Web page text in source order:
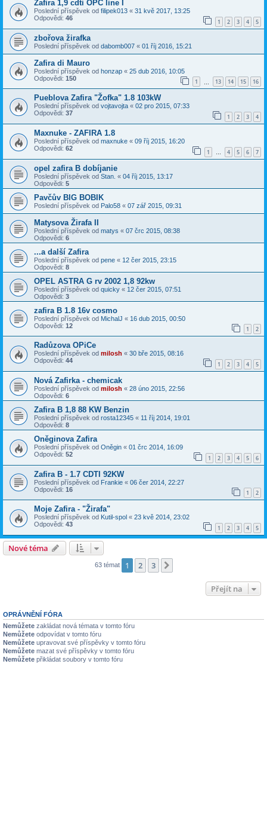
Zafira 1,9 cdti OPC line I
Poslední příspěvek od filipek013 « 31 kvě 2017, 13:25
Odpovědi: 46 1 2 3 4 5
zbořova žirafka
Poslední příspěvek od dabomb007 « 01 říj 2016, 15:21
Zafira di Mauro
Poslední příspěvek od honzap « 25 dub 2016, 10:05
Odpovědi: 150 1 13 14 15 16
Pueblova Zafira "Žofka" 1.8 103kW
Poslední příspěvek od vojtavojta « 02 pro 2015, 07:33
Odpovědi: 37 1 2 3 4
Maxnuke - ZAFIRA 1.8
Poslední příspěvek od maxnuke « 09 říj 2015, 16:20
Odpovědi: 62 1 … 4 5 6 7
opel zafira B dobíjanie
Poslední příspěvek od Stan. « 04 říj 2015, 13:17
Odpovědi: 5
Pavčův BIG BOBIK
Poslední příspěvek od Palo58 « 07 zář 2015, 09:31
Matysova Žirafa II
Poslední příspěvek od matys « 07 črc 2015, 08:38
Odpovědi: 6
...a další Zafira
Poslední příspěvek od pene « 12 čer 2015, 23:15
Odpovědi: 8
OPEL ASTRA G rv 2002 1,8 92kw
Poslední příspěvek od quicky « 12 čer 2015, 07:51
Odpovědi: 3
zafira B 1.8 16v cosmo
Poslední příspěvek od MichalJ « 16 dub 2015, 00:50
Odpovědi: 12 1 2
Radůzova OPiCe
Poslední příspěvek od milosh « 30 bře 2015, 08:16
Odpovědi: 44 1 2 3 4 5
Nová Zafirka - chemicak
Poslední příspěvek od milosh « 28 úno 2015, 22:56
Odpovědi: 6
Zafira B 1,8 88 KW Benzin
Poslední příspěvek od rosta12345 « 11 říj 2014, 19:01
Odpovědi: 8
Oněginova Zafira
Poslední příspěvek od Oněgin « 01 črc 2014, 16:09
Odpovědi: 52 1 2 3 4 5 6
Zafira B - 1.7 CDTI 92KW
Poslední příspěvek od Frankie « 06 čer 2014, 22:27
Odpovědi: 16 1 2
Moje Zafira - "Žirafa"
Poslední příspěvek od Kutil-spol « 23 kvě 2014, 23:02
Odpovědi: 43 1 2 3 4 5
Nové téma
63 témat 1 2 3
Přejít na
OPRÁVNĚNÍ FÓRA
Nemůžete zakládat nová témata v tomto fóru
Nemůžete odpovídat v tomto fóru
Nemůžete upravovat své příspěvky v tomto fóru
Nemůžete mazat své příspěvky v tomto fóru
Nemůžete přikládat soubory v tomto fóru